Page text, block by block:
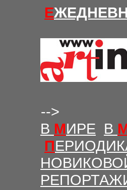
Е
-->
В МИРЕ В
П